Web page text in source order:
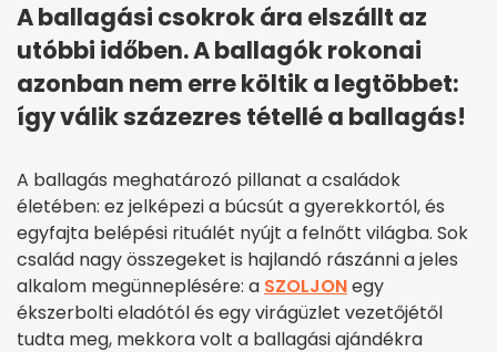
A ballagási csokrok ára elszállt az
utóbbi időben. A ballagók rokonai
azonban nem erre költik a legtöbbet:
így válik százezres tétellé a ballagás!
A ballagás meghatározó pillanat a családok
életében: ez jelképezi a búcsút a gyerekkortól, és
egyfajta belépési rituálét nyújt a felnőtt világba. Sok
család nagy összegeket is hajlandó rászánni a jeles
alkalom megünneplésére: a SZOLJONegy
ékszerbolti eladótól és egy virágüzlet vezetőjétől
tudta meg, mekkora volt a ballagási ajándékra